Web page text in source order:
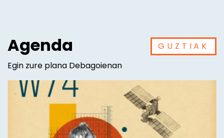
Agenda
Egin zure plana Debagoienan
GUZTIAK